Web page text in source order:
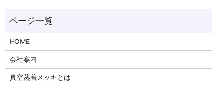
HOME
会社案内
真空蒸着メッキとは